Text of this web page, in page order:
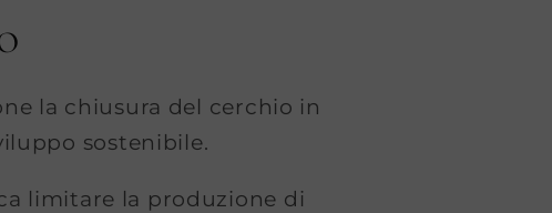
la chiusura del cerchio in
sostenibile.
limitare la produzione di